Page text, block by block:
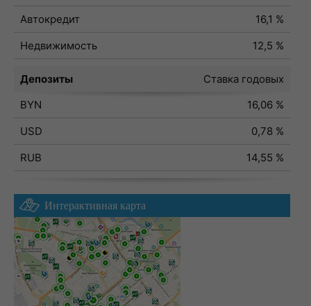
Автокредит
16,1 %
Недвижимость
12,5 %
Депозиты
Ставка годовых
BYN
16,06 %
USD
0,78 %
RUB
14,55 %
Интерактивная карта